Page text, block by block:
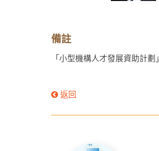
備註
「小型機構人才發展資助計劃」
返回